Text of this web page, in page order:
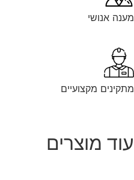
אנושי
מקצועיים
מוצרים